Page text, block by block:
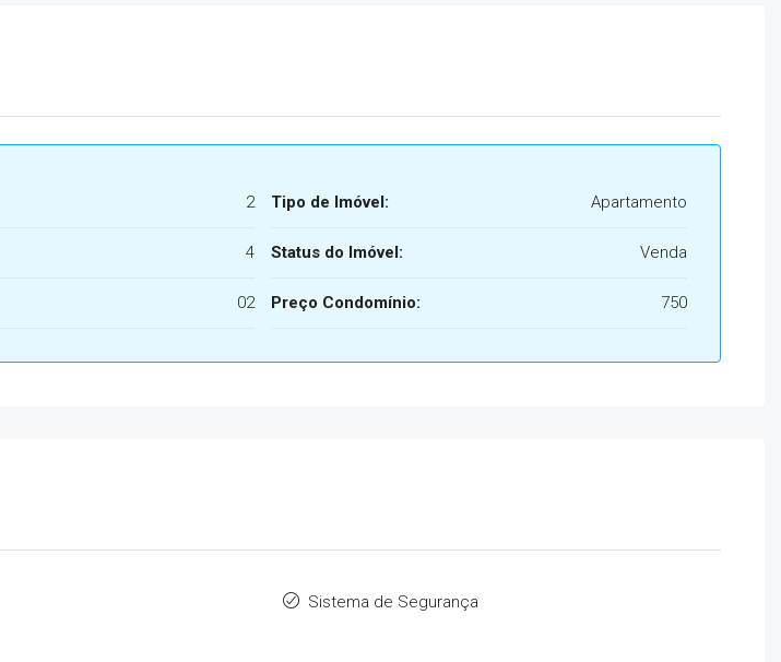
2
4
02
Tipo de Imóvel: Apartamento
Status do Imóvel: Venda
Preço Condomínio: 750
Sistema de Segurança